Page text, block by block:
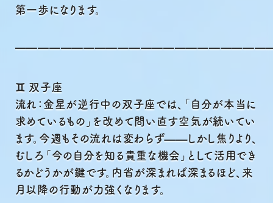
第一歩になります。
♊ 双子座
流れ：金星が逆行中の双子座では、「自分が本当に
求めているもの」を改めて問い直す空気が続いてい
ます。今週もその流れは変わらず——しかし焦りより、
むしろ「今の自分を知る貴重な機会」として活用でき
るかどうかが鍵です。内省が深まれば深まるほど、来
月以降の行動が力強くなります。